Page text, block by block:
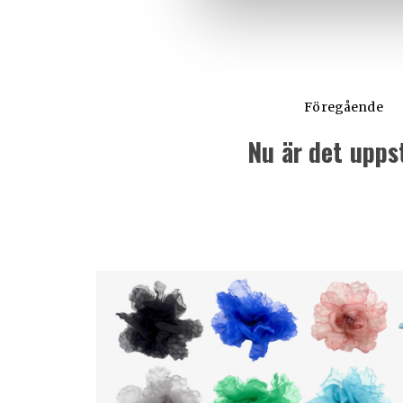
Föregående
Föregående
Nu är det